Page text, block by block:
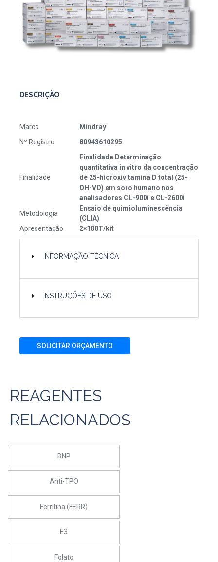
DESCRIÇÃO
Marca
Mindray
Nº Registro
80943610295
Finalidade
Finalidade Determinação
quantitativa in vitro da concentração
de 25-hidroxivitamina D total (25-
OH-VD) em soro humano nos
analisadores CL-900i e CL-2600i
Metodologia
Ensaio de quimioluminescência
(CLIA)
Apresentação
2×100T/kit
INFORMAÇÃO TÉCNICA
INSTRUÇÕES DE USO
SOLICITAR ORÇAMENTO
REAGENTES
RELACIONADOS
BNP
Anti-TPO
Ferritina (FERR)
E3
Folato